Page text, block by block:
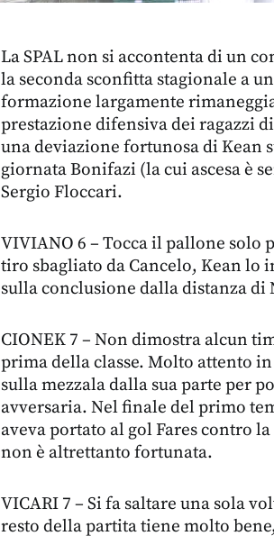
La SPAL non si accontenta di un
la seconda sconfitta stagionale a
formazione largamente
prestazione difensiva dei ragazzi
una deviazione fortunosa di Kean
giornata Bonifazi (la cui ascesa è
Sergio Floccari.
VIVIANO 6 – Tocca il pallone solo
tiro sbagliato da Cancelo, Kean lo
sulla conclusione dalla distanza di
CIONEK 7 – Non dimostra alcun
prima della classe. Molto attento
sulla mezzala dalla sua parte per
avversaria. Nel finale del primo
aveva portato al gol Fares contro
non è altrettanto fortunata.
VICARI 7 – Si fa saltare una sola
resto della partita tiene molto